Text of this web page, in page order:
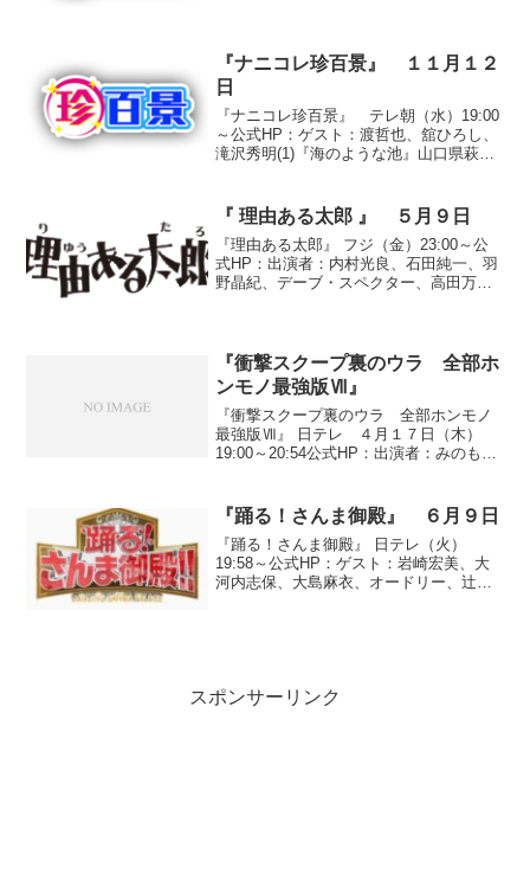
な風景の中に...
『ナニコレ珍百景』 １１月１２
日
『ナニコレ珍百景』 テレ朝（水）19:00
～公式HP：ゲスト：渡哲也、舘ひろし、
滝沢秀明(1)『海のような池』山口県萩市
議な光景。実はこの明神池は自然が作り
出した海水...
『 理由ある太郎 』 ５月９日
『理由ある太郎』 フジ（金）23:00～公
式HP：出演者：内村光良、石田純一、羽
野晶紀、デーブ・スペクター、高田万由
由』１８０...
『衝撃スクープ裏のウラ 全部ホ
ンモノ最強版Ⅶ』
『衝撃スクープ裏のウラ 全部ホンモノ
最強版Ⅶ』 日テレ ４月１７日（木）
19:00～20:54公式HP：出演者：みのもん
スクープ映像、ハプニング映像を紹介す
る番組。○ペ...
『踊る！さんま御殿』 ６月９日
『踊る！さんま御殿』 日テレ（火）
19:58～公式HP：ゲスト：岩崎宏美、大
河内志保、大島麻衣、オードリー、辻希
スポンサーリンク